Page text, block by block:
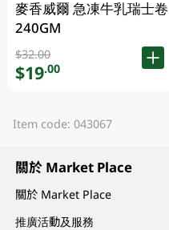
麥香威爾 急凍牛乳瑞士卷
240GM
$32.00
$19.00
Item code: 043067
關於 Market Place
關於 Market Place
推廣活動及服務